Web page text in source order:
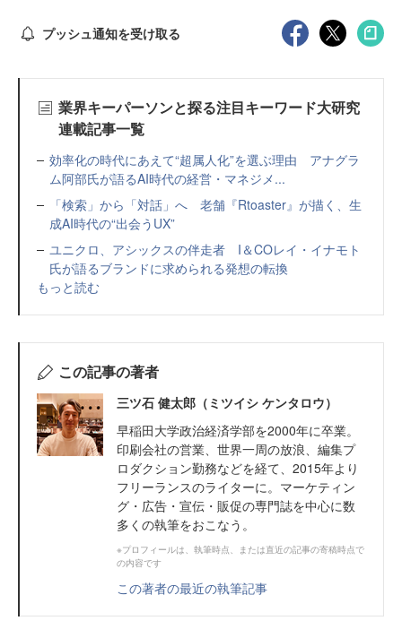
プッシュ通知を受け取る
業界キーパーソンと探る注目キーワード大研究
連載記事一覧
効率化の時代にあえて“超属人化”を選ぶ理由 アナグラ
ム阿部氏が語るAI時代の経営・マネジメ...
「検索」から「対話」へ 老舗『Rtoaster』が描く、生
成AI時代の“出会うUX”
ユニクロ、アシックスの伴走者 I＆COレイ・イナモト
氏が語るブランドに求められる発想の転換
もっと読む
この記事の著者
三ツ石 健太郎（ミツイシ ケンタロウ）
早稲田大学政治経済学部を2000年に卒業。
印刷会社の営業、世界一周の放浪、編集プ
ロダクション勤務などを経て、2015年より
フリーランスのライターに。マーケティン
グ・広告・宣伝・販促の専門誌を中心に数
多くの執筆をおこなう。
※プロフィールは、執筆時点、または直近の記事の寄稿時点で
の内容です
この著者の最近の執筆記事